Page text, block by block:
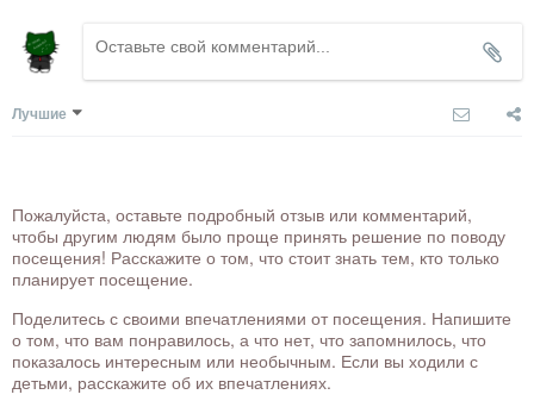
Лучшие
Пожалуйста, оставьте подробный отзыв или комментарий,
чтобы другим людям было проще принять решение по поводу
посещения! Расскажите о том, что стоит знать тем, кто только
планирует посещение.
Поделитесь с своими впечатлениями от посещения. Напишите
о том, что вам понравилось, а что нет, что запомнилось, что
показалось интересным или необычным. Если вы ходили с
детьми, расскажите об их впечатлениях.